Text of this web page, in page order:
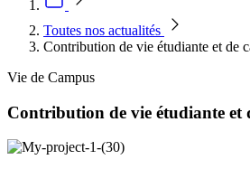
Toutes nos actualités
Contribution de vie étudiante et de
Vie de Campus
Contribution de vie étudiante et